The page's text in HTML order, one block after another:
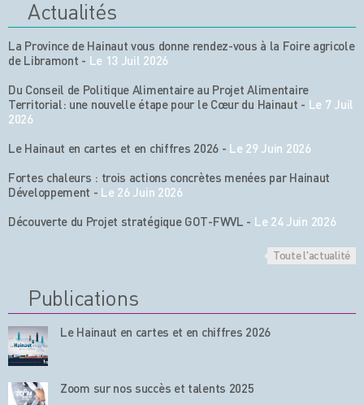
Actualités
La Province de Hainaut vous donne rendez-vous à la Foire agricole
de Libramont - Le 13 Juil 2026
Du Conseil de Politique Alimentaire au Projet Alimentaire
Territorial: une nouvelle étape pour le Cœur du Hainaut - Le 7 Juil
2026
Le Hainaut en cartes et en chiffres 2026 - Le 29 Juin 2026
Fortes chaleurs : trois actions concrètes menées par Hainaut
Développement - Le 26 Juin 2026
Découverte du Projet stratégique GOT-FWVL - Le 24 Juin 2026
Toute l'actualité
Publications
Le Hainaut en cartes et en chiffres 2026
Zoom sur nos succès et talents 2025